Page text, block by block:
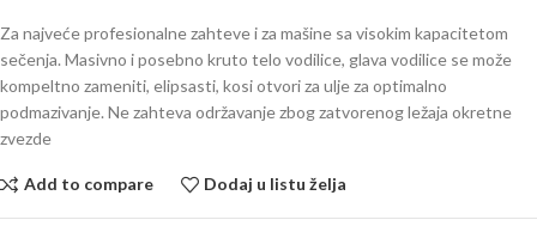
Za najveće profesionalne zahteve i za mašine sa visokim kapacitetom
sečenja. Masivno i posebno kruto telo vodilice, glava vodilice se može
kompeltno zameniti, elipsasti, kosi otvori za ulje za optimalno
podmazivanje. Ne zahteva održavanje zbog zatvorenog ležaja okretne
zvezde
Add to compare Dodaj u listu želja